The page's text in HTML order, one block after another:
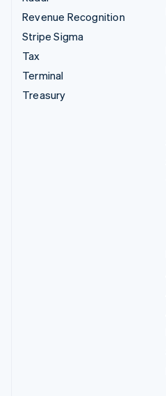
Revenue Recognition
Stripe Sigma
Tax
Terminal
Treasury